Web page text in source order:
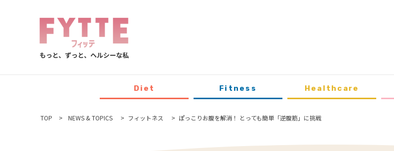
Diet Fitness Healthcare
TOP NEWS & TOPICS フィットネス ぽっこりお腹を解消！ とっても簡単「逆腹筋」に挑戦